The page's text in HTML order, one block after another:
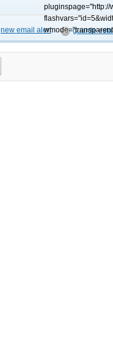
pluginspage="http://
guarde
new email alert